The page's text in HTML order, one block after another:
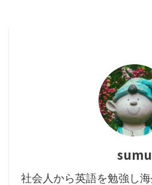
sumu
社会人から英語を勉強し